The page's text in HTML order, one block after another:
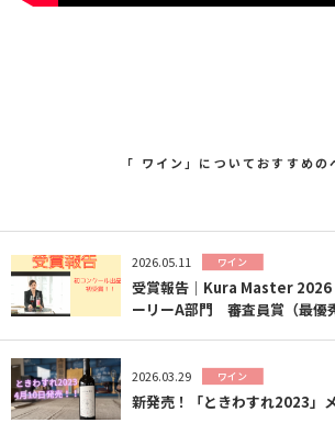
「 ワイン」についておすすめの
2026.05.11 ワイン
受賞報告｜Kura Master
ーリーA部門 審査員賞（最優
2026.03.29 ワイン
新発売！「ときわすれ2023」